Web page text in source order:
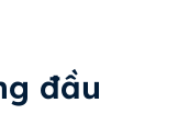
đầu